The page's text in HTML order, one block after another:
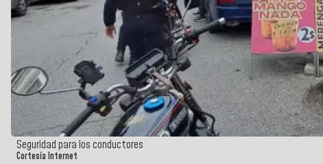
Seguridad para los conductores
Cortesía Internet